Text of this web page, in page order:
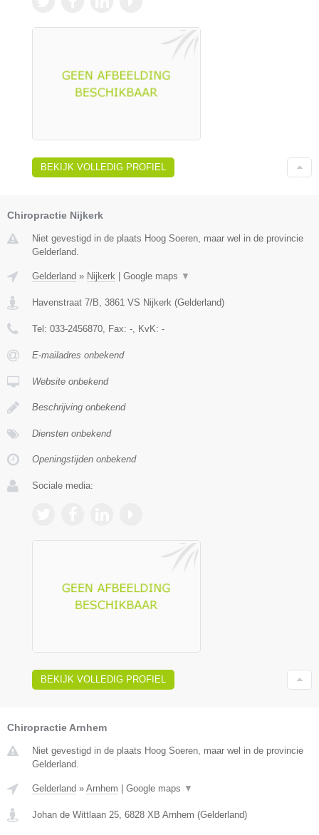
BEKIJK VOLLEDIG PROFIEL
Chiropractie Nijkerk
Niet gevestigd in de plaats Hoog Soeren, maar wel in de provincie
Gelderland.
Gelderland » Nijkerk | Google maps ▼
Havenstraat 7/B 3861 VS Nijkerk (Gelderland)
Tel: 033-2456870 , Fax: - , KvK: -
E-mailadres onbekend
Website onbekend
Beschrijving onbekend
Diensten onbekend
Openingstijden onbekend
Sociale media:
BEKIJK VOLLEDIG PROFIEL
Chiropractie Arnhem
Niet gevestigd in de plaats Hoog Soeren, maar wel in de provincie
Gelderland.
Gelderland » Arnhem Google maps ▼
Johan de Wittlaan 25, 6828 XB Arnhem (Gelderland)